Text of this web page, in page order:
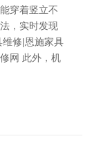
穿着竖立不
，实时发现
修|恩施家具
网 此外，机